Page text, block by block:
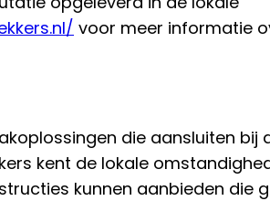
voor meer informatie
die aansluiten bij
kent de lokale
kunnen aanbieden die